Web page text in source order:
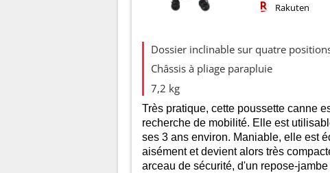
Rakuten
150
200
Dossier inclinable sur quatre
Châssis à pliage parapluie
7,2 kg
Très pratique, cette poussette canne
recherche de mobilité. Elle est
ses 3 ans environ. Maniable, elle est
aisément et devient alors très
arceau de sécurité, d'un repose-